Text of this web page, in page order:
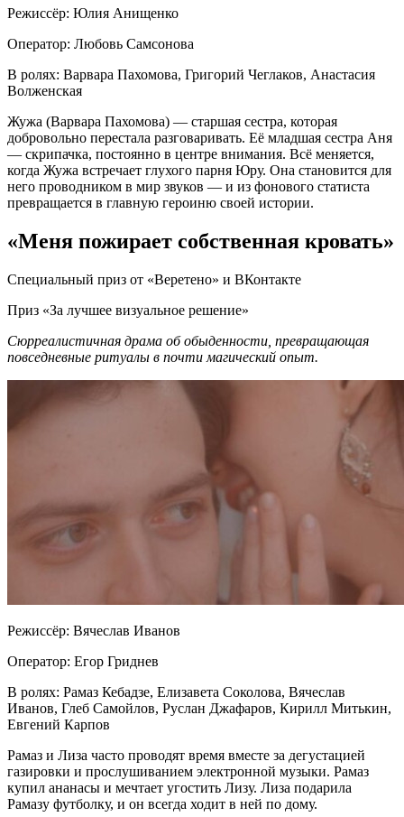
Режиссёр: Юлия Анищенко
Оператор: Любовь Самсонова
В ролях: Варвара Пахомова, Григорий Чеглаков, Анастасия
Волженская
Жужа (Варвара Пахомова) — старшая сестра, которая
добровольно перестала разговаривать. Её младшая сестра Аня
— скрипачка, постоянно в центре внимания. Всё меняется,
когда Жужа встречает глухого парня Юру. Она становится для
него проводником в мир звуков — и из фонового статиста
превращается в главную героиню своей истории.
«Меня пожирает собственная кровать»
Специальный приз от «Веретено» и ВКонтакте
Приз «За лучшее визуальное решение»
Сюрреалистичная драма об обыденности, превращающая
повседневные ритуалы в почти магический опыт.
Режиссёр: Вячеслав Иванов
Оператор: Егор Гриднев
В ролях: Рамаз Кебадзе, Елизавета Соколова, Вячеслав
Иванов, Глеб Самойлов, Руслан Джафаров, Кирилл Митькин,
Евгений Карпов
Рамаз и Лиза часто проводят время вместе за дегустацией
газировки и прослушиванием электронной музыки. Рамаз
купил ананасы и мечтает угостить Лизу. Лиза подарила
Рамазу футболку, и он всегда ходит в ней по дому.